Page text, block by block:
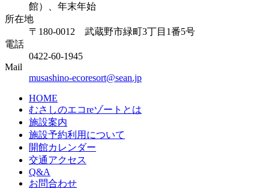
館）、年末年始
所在地
〒180-0012 武蔵野市緑町3丁目1番5号
電話
0422-60-1945
Mail
musashino-ecoresort@sean.jp
HOME
むさしのエコreゾートとは
施設案内
施設予約利用について
開館カレンダー
交通アクセス
Q&A
お問合わせ